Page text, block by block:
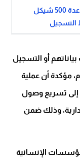
وزارة التنمية الاجتماعية تُعلن صرف مساعدة 500 شيكل
أو التسجيل
مؤكدة أن عملية
تسريع وصول
وذلك ضمن
الإنسانية